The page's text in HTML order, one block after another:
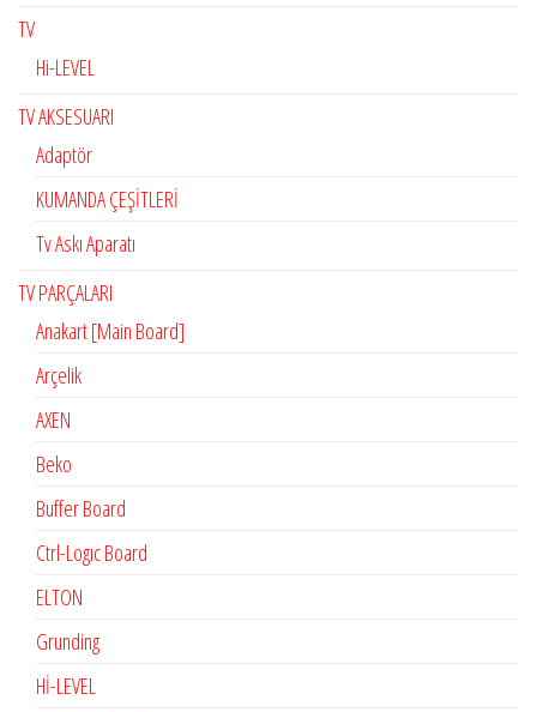
TV
Hi-LEVEL
TV AKSESUARI
Adaptör
KUMANDA ÇEŞİTLERİ
Tv Askı Aparatı
TV PARÇALARI
Anakart [Main Board]
Arçelik
AXEN
Beko
Buffer Board
Ctrl-Logıc Board
ELTON
Grunding
Hİ-LEVEL